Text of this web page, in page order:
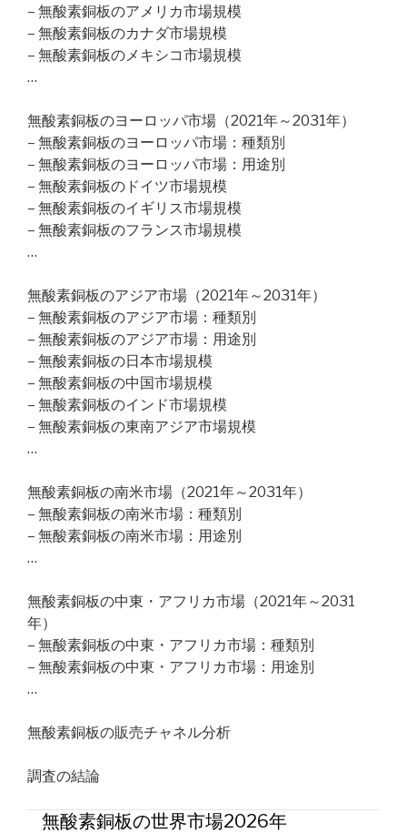
– 無酸素銅板のアメリカ市場規模
– 無酸素銅板のカナダ市場規模
– 無酸素銅板のメキシコ市場規模
…
無酸素銅板のヨーロッパ市場（2021年～2031年）
– 無酸素銅板のヨーロッパ市場：種類別
– 無酸素銅板のヨーロッパ市場：用途別
– 無酸素銅板のドイツ市場規模
– 無酸素銅板のイギリス市場規模
– 無酸素銅板のフランス市場規模
…
無酸素銅板のアジア市場（2021年～2031年）
– 無酸素銅板のアジア市場：種類別
– 無酸素銅板のアジア市場：用途別
– 無酸素銅板の日本市場規模
– 無酸素銅板の中国市場規模
– 無酸素銅板のインド市場規模
– 無酸素銅板の東南アジア市場規模
…
無酸素銅板の南米市場（2021年～2031年）
– 無酸素銅板の南米市場：種類別
– 無酸素銅板の南米市場：用途別
…
無酸素銅板の中東・アフリカ市場（2021年～2031
年）
– 無酸素銅板の中東・アフリカ市場：種類別
– 無酸素銅板の中東・アフリカ市場：用途別
…
無酸素銅板の販売チャネル分析
調査の結論
無酸素銅板の世界市場2026年